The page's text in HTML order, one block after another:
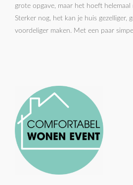
grote opgave, maar het hoeft
Sterker nog, het kan je huis gezelliger,
voordeliger maken. Met een paar